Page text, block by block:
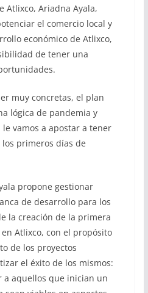
Atlixco, Ariadna Ayala,
el comercio local y
económico de Atlixco,
de tener una
muy concretas, el plan
lógica de pandemia y
vamos a apostar a tener
primeros días de
propone gestionar
de desarrollo para los
la creación de la primera
Atlixco, con el propósito
de los proyectos
el éxito de los mismos:
a aquellos que inician un